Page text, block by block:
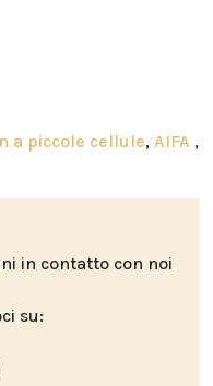
a piccole cellule, AIFA ,
in contatto con noi
su: